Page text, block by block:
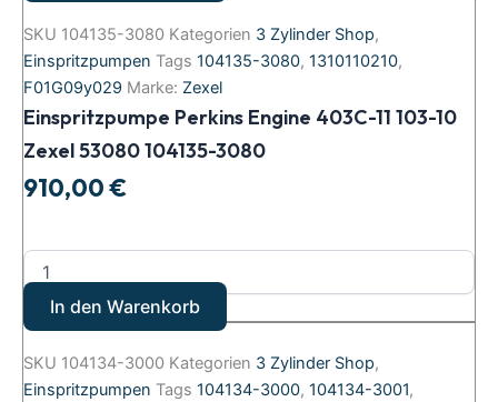
SKU 104135-3080 Kategorien 3 Zylinder Shop,
Einspritzpumpen Tags 104135-3080, 1310110210,
F01G09y029 Marke: Zexel
Einspritzpumpe Perkins Engine 403C-11 103-10
Zexel 53080 104135-3080
910,00€
In den Warenkorb
SKU 104134-3000 Kategorien 3 Zylinder Shop,
Einspritzpumpen Tags 104134-3000, 104134-3001,